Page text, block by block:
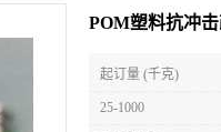
POM塑料抗冲
起订量 (千克)
25-1000